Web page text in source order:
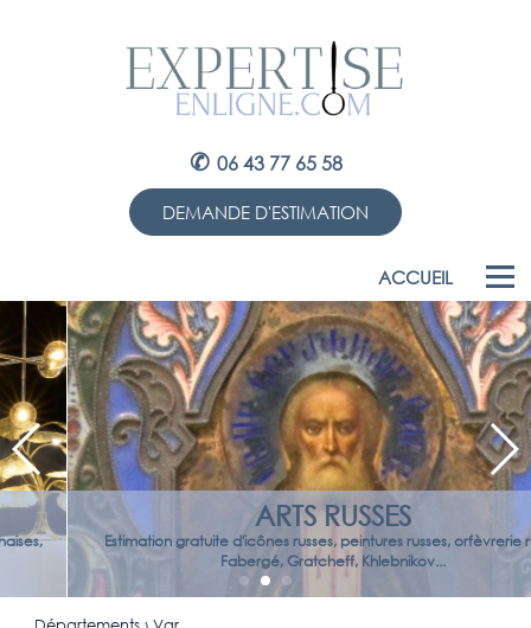
✆ 06 43 77 65 58
DEMANDE D'ESTIMATION
ACCUEIL
ARTS RUSSES
Estimation gratuite d'icônes russes, peintures russes, orfèvrerie russe,
Fabergé, Gratcheff, Khlebnikov...